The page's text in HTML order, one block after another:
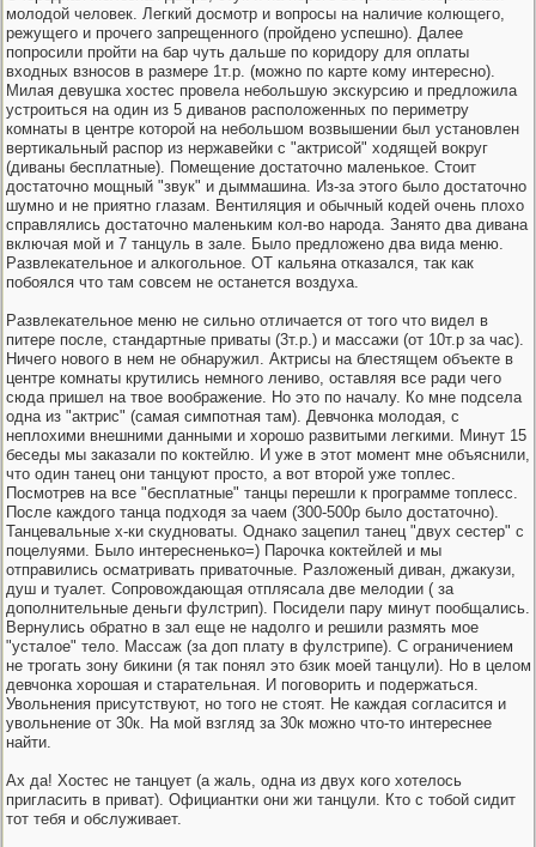
молодой человек. Легкий досмотр и вопросы на наличие колющего,
режущего и прочего запрещенного (пройдено успешно). Далее
попросили пройти на бар чуть дальше по коридору для оплаты
входных взносов в размере 1т.р. (можно по карте кому интересно).
Милая девушка хостес провела небольшую экскурсию и предложила
устроиться на один из 5 диванов расположенных по периметру
комнаты в центре которой на небольшом возвышении был установлен
вертикальный распор из нержавейки с "актрисой" ходящей вокруг
(диваны бесплатные). Помещение достаточно маленькое. Стоит
достаточно мощный "звук" и дыммашина. Из-за этого было достаточно
шумно и не приятно глазам. Вентиляция и обычный кодей очень плохо
справлялись достаточно маленьким кол-во народа. Занято два дивана
включая мой и 7 танцуль в зале. Было предложено два вида меню.
Развлекательное и алкогольное. ОТ кальяна отказался, так как
побоялся что там совсем не останется воздуха.
Развлекательное меню не сильно отличается от того что видел в
питере после, стандартные приваты (3т.р.) и массажи (от 10т.р за час).
Ничего нового в нем не обнаружил. Актрисы на блестящем объекте в
центре комнаты крутились немного лениво, оставляя все ради чего
сюда пришел на твое воображение. Но это по началу. Ко мне подсела
одна из "актрис" (самая симпотная там). Девчонка молодая, с
неплохими внешними данными и хорошо развитыми легкими. Минут 15
беседы мы заказали по коктейлю. И уже в этот момент мне объяснили,
что один танец они танцуют просто, а вот второй уже топлес.
Посмотрев на все "бесплатные" танцы перешли к программе топлесс.
После каждого танца подходя за чаем (300-500р было достаточно).
Танцевальные х-ки скудноваты. Однако зацепил танец "двух сестер" с
поцелуями. Было интересненько=) Парочка коктейлей и мы
отправились осматривать приваточные. Разложеный диван, джакузи,
душ и туалет. Сопровождающая отплясала две мелодии ( за
дополнительные деньги фулстрип). Посидели пару минут пообщались.
Вернулись обратно в зал еще не надолго и решили размять мое
"усталое" тело. Массаж (за доп плату в фулстрипе). С ограничением
не трогать зону бикини (я так понял это бзик моей танцули). Но в целом
девчонка хорошая и старательная. И поговорить и подержаться.
Увольнения присутствуют, но того не стоят. Не каждая согласится и
увольнение от 30к. На мой взгляд за 30к можно что-то интереснее
найти.
Ах да! Хостес не танцует (а жаль, одна из двух кого хотелось
пригласить в приват). Официантки они жи танцули. Кто с тобой сидит
тот тебя и обслуживает.